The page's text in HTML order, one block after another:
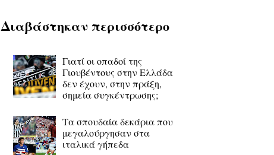
Διαβάστηκαν περισσότερο
Γιατί οι οπαδοί της
Γιουβέντους στην Ελλάδα
δεν έχουν, στην πράξη,
σημεία συγκέντρωσης;
Τα σπουδαία δεκάρια που
μεγαλούργησαν στα
ιταλικά γήπεδα